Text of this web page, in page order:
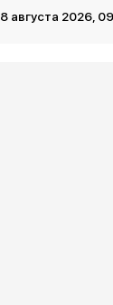
8 августа 2026,